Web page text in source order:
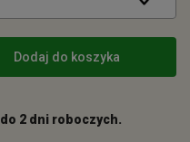
Dodaj do koszyka
do 2 dni roboczych.